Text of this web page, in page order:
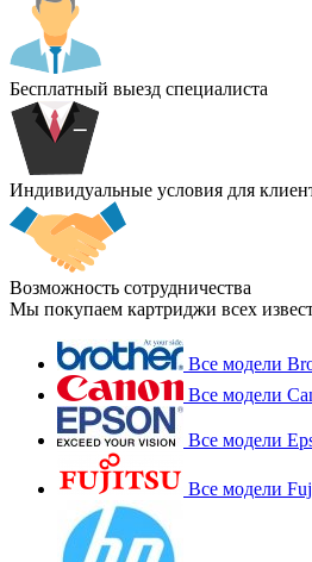
Бесплатный выезд специалиста
Индивидуальные условия для
Возможность сотрудничества
Мы покупаем картриджи всех
Все модели
Все модели
Все модели
Все модели